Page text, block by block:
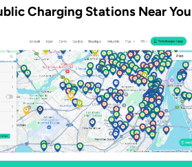
Charging Stations Near You